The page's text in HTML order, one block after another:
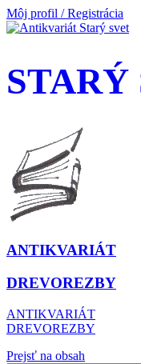
Môj profil / Registrácia
STARÝ
ANTIKVARIÁT
DREVOREZBY
ANTIKVARIÁT
DREVOREZBY
Prejsť na obsah